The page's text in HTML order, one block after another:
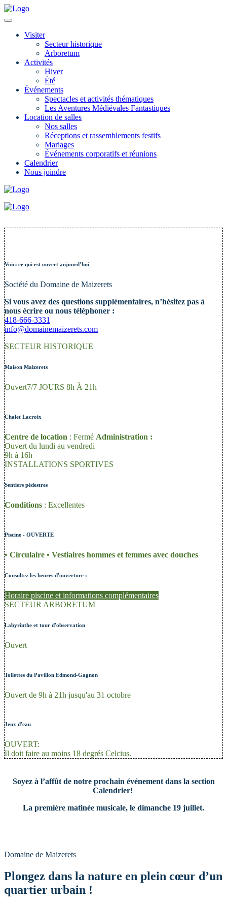
Visiter
Secteur historique
Arboretum
Activités
Hiver
Été
Événements
Spectacles et activités thématiques
Les Aventures Médiévales Fantastiques
Location de salles
Nos salles
Réceptions et rassemblements festifs
Mariages
Événements corporatifs et réunions
Calendrier
Nous joindre
Voici ce qui est ouvert aujourd’hui
Société du Domaine de Maizerets
Si vous avez des questions supplémentaires, n’hésitez pas à
nous écrire ou nous téléphoner :
418-666-3331
info@domainemaizerets.com
SECTEUR HISTORIQUE
Maison Maizerets
Ouvert7/7 JOURS 8h À 21h
Chalet Lacroix
Centre de location : Fermé Administration :
Ouvert du lundi au vendredi
9h à 16h
INSTALLATIONS SPORTIVES
Sentiers pédestres
Conditions : Excellentes
Piscine - OUVERTE
• Circulaire • Vestiaires hommes et femmes avec douches
Consultez les heures d'ouverture :
Horaire piscine et informations complémentaires
SECTEUR ARBORETUM
Labyrinthe et tour d'observation
Ouvert
Toilettes du Pavillon Edmond-Gagnon
Ouvert de 9h à 21h jusqu'au 31 octobre
Jeux d'eau
OUVERT:
Il doit faire au moins 18 degrés Celcius.
Soyez à l’affût de notre prochain événement dans la section
Calendrier!
La première matinée musicale, le dimanche 19 juillet.
Domaine de Maizerets
Plongez dans la nature en plein cœur d’un
quartier urbain !